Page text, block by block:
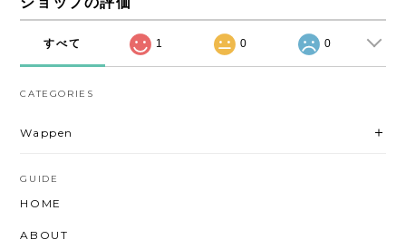
すべて 1 0 0
CATEGORIES
Wappen
GUIDE
HOME
ABOUT